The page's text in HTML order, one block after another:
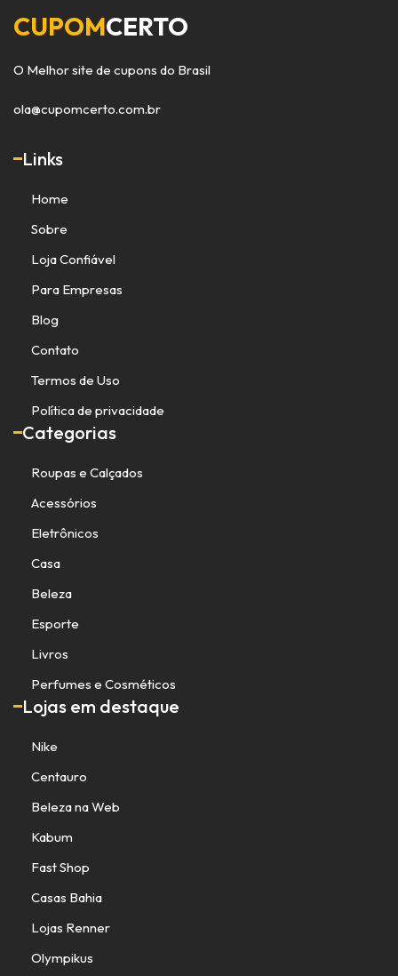
CUPOMCERTO
O Melhor site de cupons do Brasil
ola@cupomcerto.com.br
Links
Home
Sobre
Loja Confiável
Para Empresas
Blog
Contato
Termos de Uso
Política de privacidade
Categorias
Roupas e Calçados
Acessórios
Eletrônicos
Casa
Beleza
Esporte
Livros
Perfumes e Cosméticos
Lojas em destaque
Nike
Centauro
Beleza na Web
Kabum
Fast Shop
Casas Bahia
Lojas Renner
Olympikus